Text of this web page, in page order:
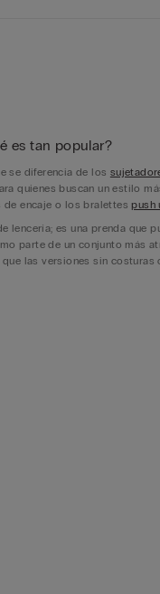
es tan popular?
se diferencia de los
quienes buscan un estilo
de encaje o los bralettespush
lencería; es una prenda
parte de un conjunto más
las versiones sin